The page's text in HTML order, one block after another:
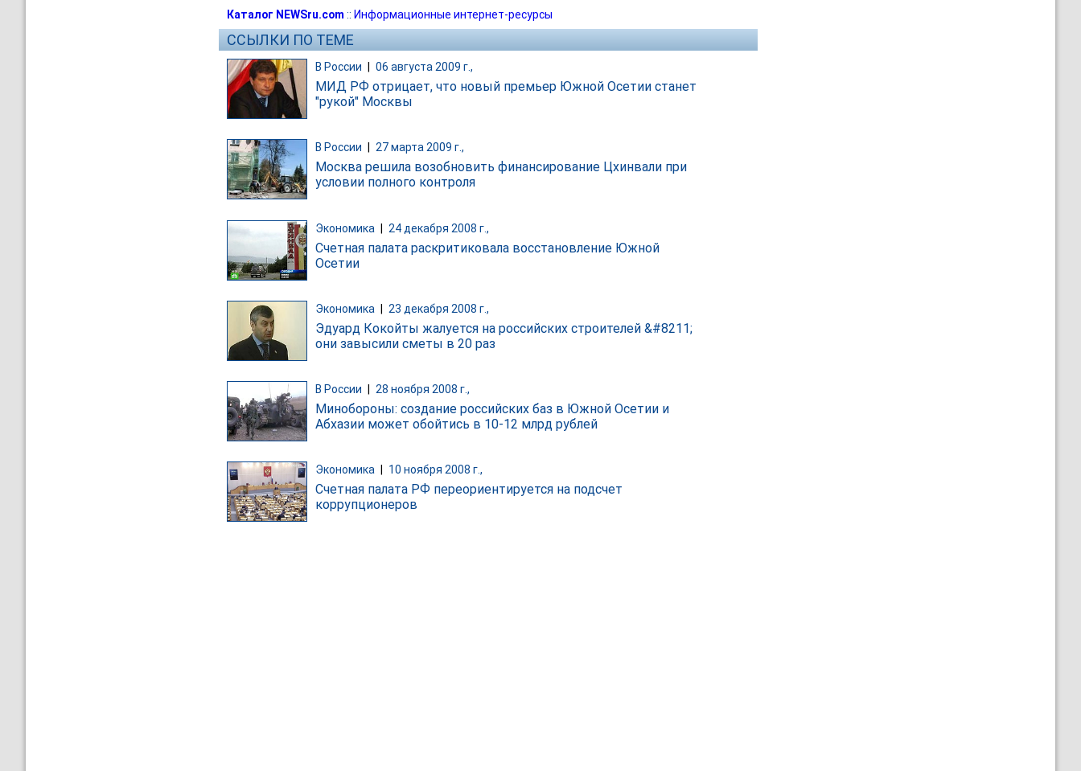
Каталог NEWSru.com :: Информационные интернет-ресурсы
ССЫЛКИ ПО ТЕМЕ
В России 06 августа 2009 г.,
МИД РФ отрицает, что новый премьер Южной Осетии станет
"рукой" Москвы
В России 27 марта 2009 г.,
Москва решила возобновить финансирование Цхинвали при
условии полного контроля
Экономика | 24 декабря 2008 г.,
Счетная палата раскритиковала восстановление Южной
Осетии
Экономика 23 декабря 2008 г.,
Эдуард Кокойты жалуется на российских строителей &#8211;
они завысили сметы в 20 раз
В России 28 ноября 2008 г.,
Минобороны: создание российских баз в Южной Осетии и
Абхазии может обойтись в 10-12 млрд рублей
Экономика 10 ноября 2008 г.,
Счетная палата РФ переориентируется на подсчет
коррупционеров